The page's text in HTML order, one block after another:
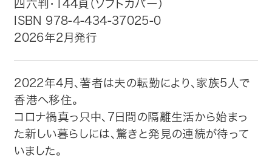
自費出版したい方
メディア紹介
購入方法
お問い合わせ
画像・文章の使用について
四六判・144頁（ソフトカバー）
ISBN 978-4-434-37025-0
2026年2月発行
2022年4月、著者は夫の転勤により、家族5人で
香港へ移住。
コロナ禍真っ只中、7日間の隔離生活から始まっ
た新しい暮らしには、驚きと発見の連続が待って
いました。